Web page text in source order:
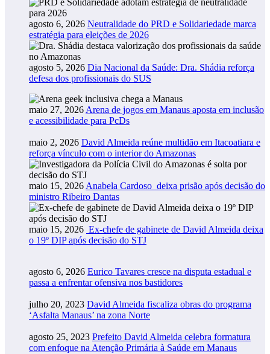
agosto 6, 2026 Neutralidade do PRD e Solidariedade marca
estratégia para eleições de 2026
agosto 5, 2026 Dia Nacional da Saúde: Dra. Shádia reforça
defesa dos profissionais do SUS
maio 27, 2026 Arena de jogos em Manaus aposta em inclusão
e acessibilidade para PcDs
maio 2, 2026 David Almeida reúne multidão em Itacoatiara e
reforça vínculo com o interior do Amazonas
maio 15, 2026 Anabela Cardoso deixa prisão após decisão do
ministro Ribeiro Dantas
maio 15, 2026 Ex-chefe de gabinete de David Almeida deixa
o 19º DIP após decisão do STJ
agosto 6, 2026 Eurico Tavares cresce na disputa estadual e
passa a enfrentar ofensiva nos bastidores
julho 20, 2023 David Almeida fiscaliza obras do programa
‘Asfalta Manaus’ na zona Norte
agosto 25, 2023 Prefeito David Almeida celebra formatura
com enfoque na Atenção Primária à Saúde em Manaus